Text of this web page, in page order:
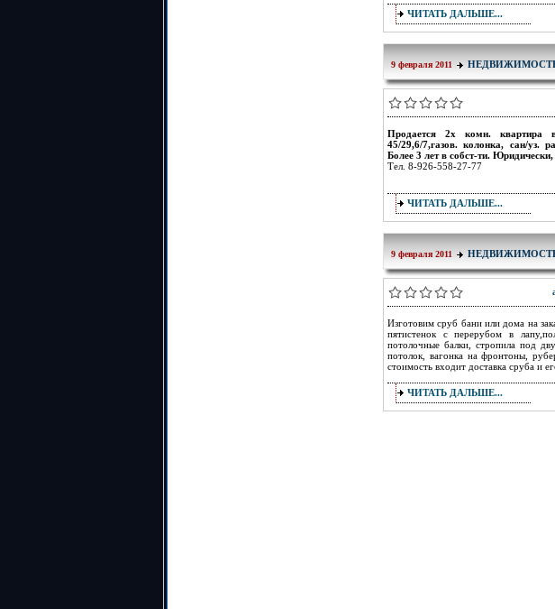
ЧИТАТЬ ДАЛЬШЕ...
9 февраля 2011
Продается 2х комн. квартира
45/29,6/7,газов. колонка, сан/уз.
Более 3 лет в собст-ти.
Тел. 8-926-558-27-77
ЧИТАТЬ ДАЛЬШЕ...
9 февраля 2011
Изготовим сруб бани или дома на
пятистенок с перерубом в
потолочные балки, стропила под
потолок, вагонка на фронтоны,
стоимость входит доставка сруба и
ЧИТАТЬ ДАЛЬШЕ...